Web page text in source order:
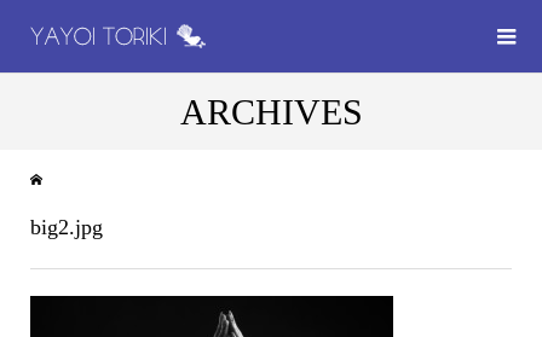
ARCHIVES
big2.jpg